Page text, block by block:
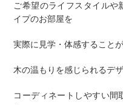
ご希望のライフスタイルや
イプのお部屋を
実際に見学・体感することが
木の温もりを感じられるデ
コーディネートしやすい間